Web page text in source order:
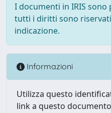
I documenti in IRIS
tutti i diritti sono
indicazione.
Informazioni
Utilizza questo
link a questo